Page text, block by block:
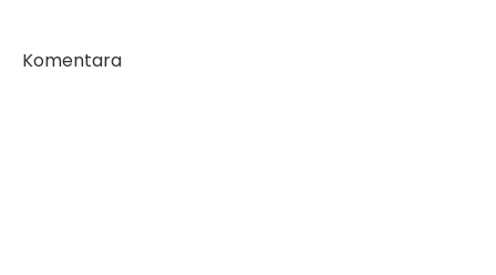
Komentara